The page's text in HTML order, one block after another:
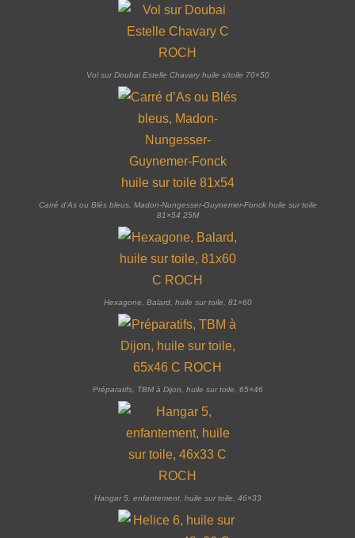
Vol sur Doubai Estelle Chavary huile s/toile 70×50
Carré d’As ou Blés bleus, Madon-Nungesser-Guynemer-Fonck huile sur toile
81×54 25M
Hexagone, Balard, huile sur toile, 81×60
Préparatifs, TBM à Dijon, huile sur toile, 65×46
Hangar 5, enfantement, huile sur toile, 46×33